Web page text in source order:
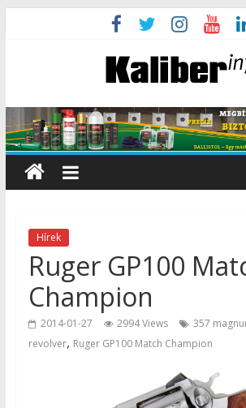
Hírek
Ruger GP100
Champion
2014-01-27 2994 Views 357
revolver, Ruger GP100 Match Champion